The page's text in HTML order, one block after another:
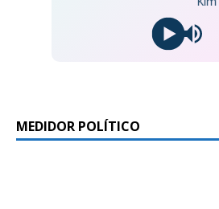
MEDIDOR POLÍTICO